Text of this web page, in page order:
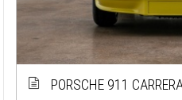
PORSCHE 911